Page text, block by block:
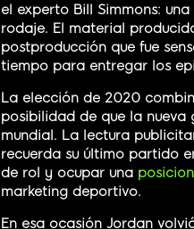
el experto Bill Simmons:
rodaje. El material
postproducción que fue
tiempo para entregar los
La elección de 2020
posibilidad de que la
mundial. La lectura
recuerda su último partido
de rol y ocupar una
marketing deportivo.
En esa ocasión Jordan